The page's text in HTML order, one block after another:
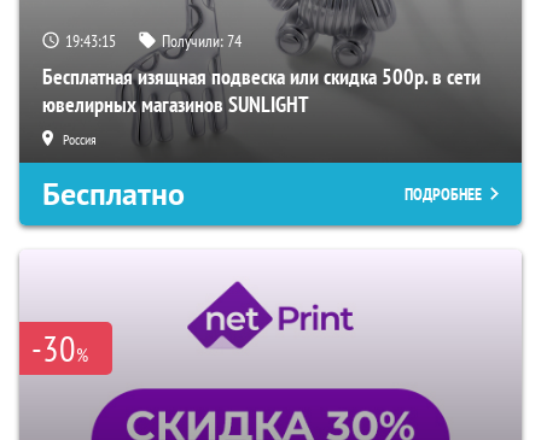
19:43:14 Получили:74
Бесплатная изящная подвеска или скидка 500р. в сети
ювелирных магазинов SUNLIGHT
Россия
Бесплатно ПОДРОБНЕЕ
-30%